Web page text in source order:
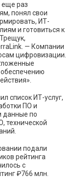
еще раз
понял свои
ИТ-
и готовиться к
— Компании
цифровизации.
список ИТ-услуг,
ПО и
данные по
технической
подали
рейтинга
с
₽766 млн.